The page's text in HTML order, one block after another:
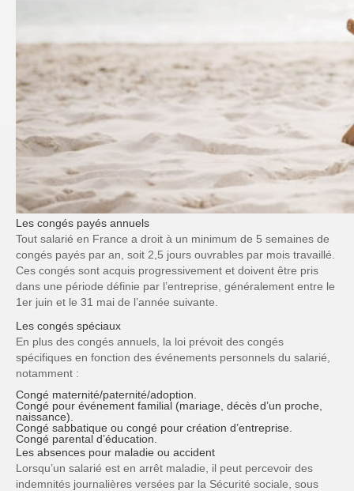
Les congés payés annuels
Tout salarié en France a droit à un minimum de 5 semaines de
congés payés par an, soit 2,5 jours ouvrables par mois travaillé.
Ces congés sont acquis progressivement et doivent être pris
dans une période définie par l’entreprise, généralement entre le
1er juin et le 31 mai de l’année suivante.
Les congés spéciaux
En plus des congés annuels, la loi prévoit des congés
spécifiques en fonction des événements personnels du salarié,
notamment :
Congé maternité/paternité/adoption
Congé pour événement familial (mariage, décès d’un proche,
naissance).
Congé sabbatique ou congé pour création d’entreprise
Congé parental d’éducation
Les absences pour maladie ou accident
Lorsqu’un salarié est en arrêt maladie, il peut percevoir des
indemnités journalières versées par la Sécurité sociale, sous